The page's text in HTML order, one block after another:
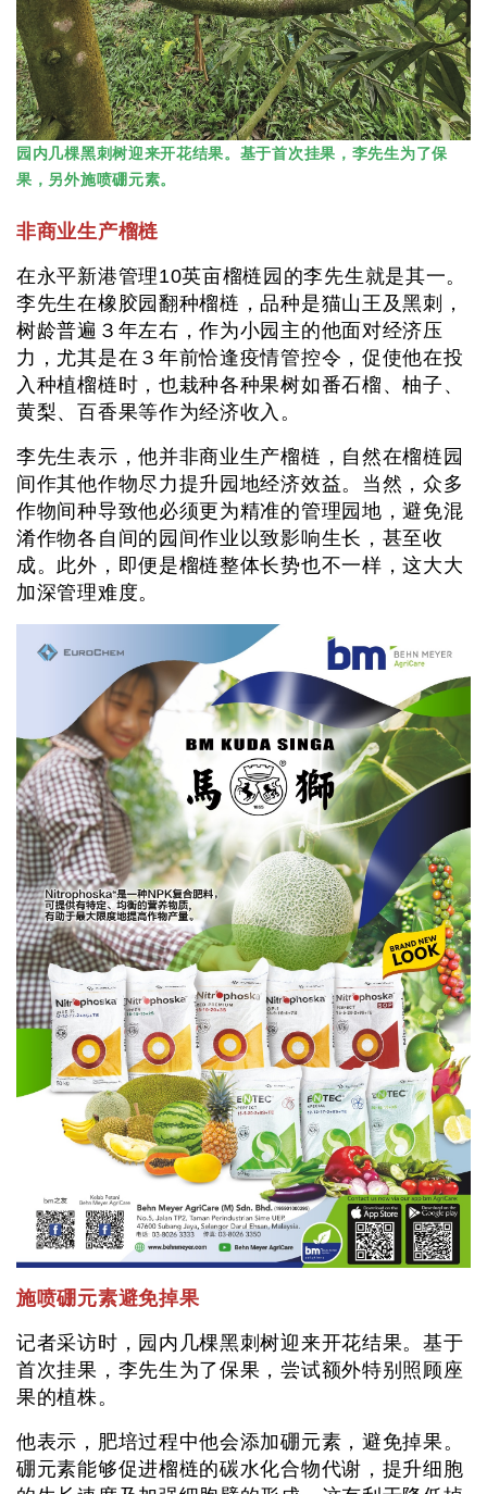
园内几棵黑刺树迎来开花结果。基于首次挂果，李先生为了保
果，另外施喷硼元素。
非商业生产榴梿
在永平新港管理10英亩榴梿园的李先生就是其一。
李先生在橡胶园翻种榴梿，品种是猫山王及黑刺，
树龄普遍３年左右，作为小园主的他面对经济压
力，尤其是在３年前恰逢疫情管控令，促使他在投
入种植榴梿时，也栽种各种果树如番石榴、柚子、
黄梨、百香果等作为经济收入。
李先生表示，他并非商业生产榴梿，自然在榴梿园
间作其他作物尽力提升园地经济效益。当然，众多
作物间种导致他必须更为精准的管理园地，避免混
淆作物各自间的园间作业以致影响生长，甚至收
成。此外，即便是榴梿整体长势也不一样，这大大
加深管理难度。
施喷硼元素避免掉果
记者采访时，园内几棵黑刺树迎来开花结果。基于
首次挂果，李先生为了保果，尝试额外特别照顾座
果的植株。
他表示，肥培过程中他会添加硼元素，避免掉果。
硼元素能够促进榴梿的碳水化合物代谢，提升细胞